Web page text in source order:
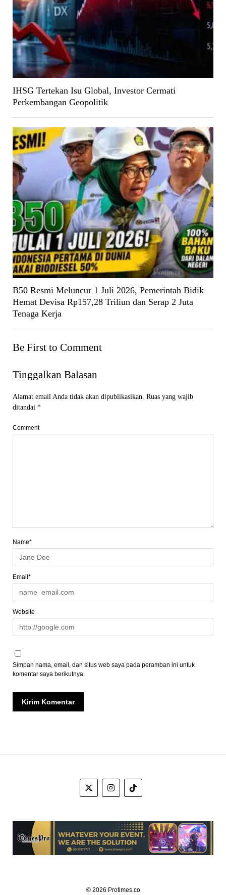
IHSG Tertekan Isu Global, Investor Cermati
Perkembangan Geopolitik
B50 Resmi Meluncur 1 Juli 2026, Pemerintah Bidik
Hemat Devisa Rp157,28 Triliun dan Serap 2 Juta
Tenaga Kerja
Be First to Comment
Tinggalkan Balasan
Alamat email Anda tidak akan dipublikasikan. Ruas yang wajib
ditandai *
Comment
Name*
Email*
Website
Simpan nama, email, dan situs web saya pada peramban ini untuk
komentar saya berikutnya.
© 2026 Protimes.co